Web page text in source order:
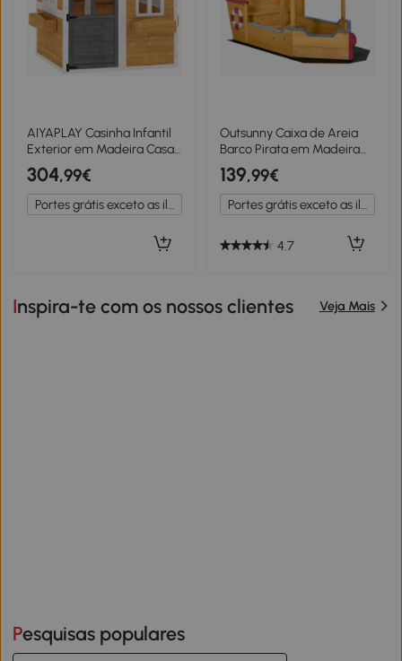
AIYAPLAY Casinha Infantil
Exterior em Madeira Casa
Infantil Exterior/Interior
com Porta Janelas 3
Jardineiras Amarelo
304,99€
Portes grátis exceto as ilhas
Outsunny Caixa de Areia
Barco Pirata em Madeira
Vela de Sombra Baú de
Arrumação Leme Madeira
de Pinho Pré-oleado
139,99€
Portes grátis exceto as ilhas
4.7
Inspira-te com os nossos clientes Veja Mais
Pesquisas populares